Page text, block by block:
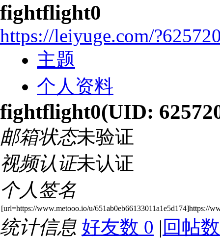
fightflight0
https://leiyuge.com/
主题
个人资料
fightflight0(UID:
邮箱状态未验证
视频认证未认证
个人签名
[url=https://www.metooo.io/u/651ab0eb66133011a1e5d174]https://
统计信息 好友数 0 | 回帖